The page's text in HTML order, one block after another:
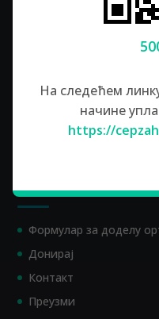
+381 (0)61 22 11 121
info@cepzahendikep.org
Удружење „ЧЕП ЗА
Војина Зоројевића 21
Корисни
Формулар за доделу
Донирај
Контакт
Преузми
На следећем
начине
https://